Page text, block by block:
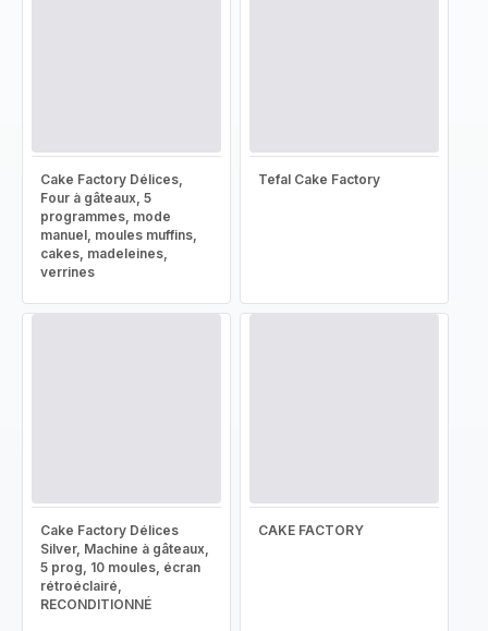
Cake Factory Délices,
Four à gâteaux, 5
programmes, mode
manuel, moules muffins,
cakes, madeleines,
verrines
Tefal Cake Factory
Cake Factory Délices
Silver, Machine à gâteaux,
5 prog, 10 moules, écran
rétroéclairé,
RECONDITIONNÉ
CAKE FACTORY